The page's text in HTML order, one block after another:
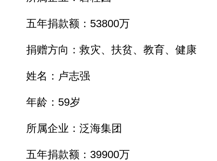
五年捐款额：53800万
捐赠方向：救灾、扶贫、教育、健康
姓名：卢志强
年龄：59岁
所属企业：泛海集团
五年捐款额：39900万